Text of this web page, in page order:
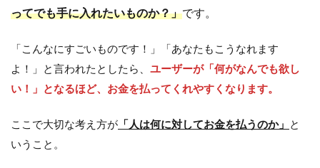
ってでも手に入れたいものか？」です。
「こんなにすごいものです！」「あなたもこうなれます
よ！」と言われたとしたら、 ユーザーが「何がなんでも欲し
い！」となるほど、お金を払ってくれやすくなります。
ここで大切な考え方が 「人は何に対してお金を払うのか」 と
いうこと。